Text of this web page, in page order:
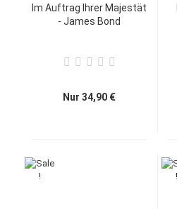
Im Auftrag Ihrer Majestät
- James Bond
Nur 34,90 €